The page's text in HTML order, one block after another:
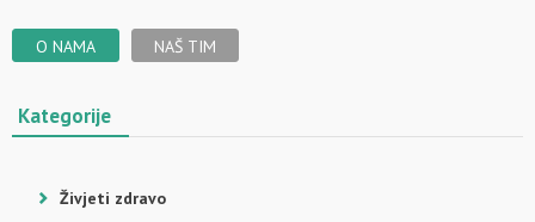
O NAMA NAŠ TIM
Kategorije
Živjeti zdravo